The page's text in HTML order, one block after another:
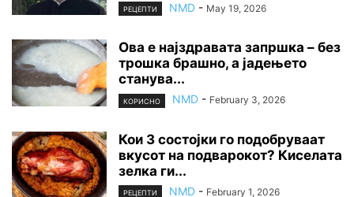
РЕЦЕПТИ NMD - May 19, 2026
Ова е најздравата запршка – без
трошка брашно, а јадењето
станува...
КОРИСНО NMD - February 3, 2026
Кои 3 состојки го подобруваат
вкусот на подварокот? Киселата
зелка ги...
РЕЦЕПТИ NMD - February 1, 2026